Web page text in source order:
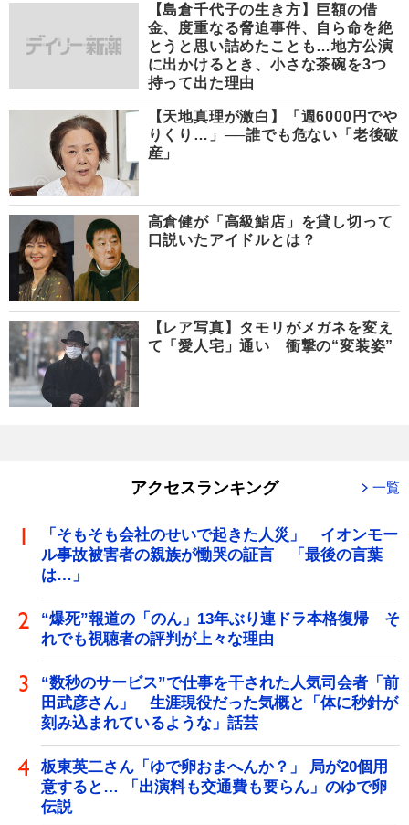
【島倉千代子の生き方】巨額の借
金、度重なる脅迫事件、自ら命を絶
とうと思い詰めたことも…地方公演
に出かけるとき、小さな茶碗を3つ
持って出た理由
【天地真理が激白】「週6000円でや
りくり…」──誰でも危ない「老後破
産」
高倉健が「高級鮨店」を貸し切って
口説いたアイドルとは？
【レア写真】タモリがメガネを変え
て「愛人宅」通い 衝撃の“変装姿”
アクセスランキング 一覧
「そもそも会社のせいで起きた人災」 イオンモー
ル事故被害者の親族が慟哭の証言 「最後の言葉
は…」
“爆死”報道の「のん」13年ぶり連ドラ本格復帰 そ
れでも視聴者の評判が上々な理由
“数秒のサービス”で仕事を干された人気司会者「前
田武彦さん」 生涯現役だった気概と「体に秒針が
刻み込まれているような」話芸
板東英二さん「ゆで卵おまへんか？」 局が20個用
意すると… 「出演料も交通費も要らん」のゆで卵
伝説